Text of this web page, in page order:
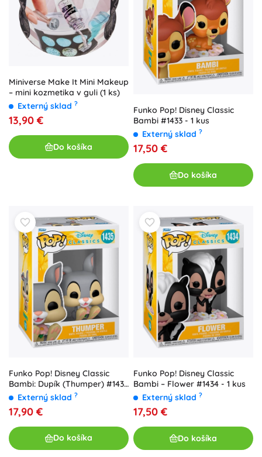
Miniverse Make It Mini Makeup
– mini kozmetika v guli (1 ks)
Externý sklad ?
13,90 €
Do košíka
Funko Pop! Disney Classic
Bambi #1433 - 1 kus
Externý sklad ?
17,50 €
Do košíka
Funko Pop! Disney Classic
Bambi: Dupík (Thumper) #1435
- 1 kus
Externý sklad ?
17,90 €
Do košíka
Funko Pop! Disney Classic
Bambi – Flower #1434 - 1 kus
Externý sklad ?
17,50 €
Do košíka